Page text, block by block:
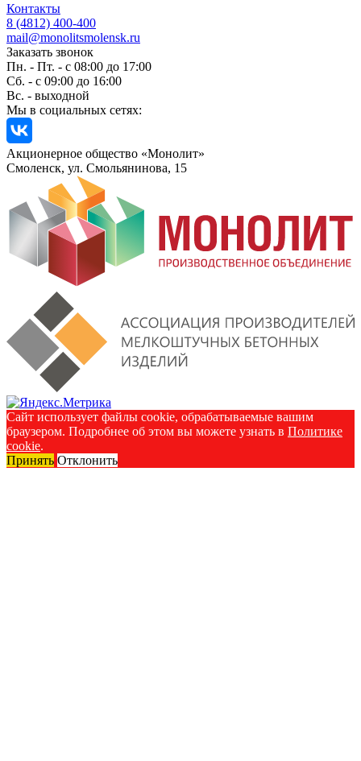
Контакты
8 (4812) 400-400
mail@monolitsmolensk.ru
Заказать звонок
Пн. - Пт. - с 08:00 до 17:00
Сб. - с 09:00 до 16:00
Вс. - выходной
Мы в социальных сетях:
Акционерное общество «Монолит»
Смоленск, ул. Смольянинова, 15
Сайт использует файлы cookie, обрабатываемые вашим
браузером. Подробнее об этом вы можете узнать в Политике
cookie.
Принять Отклонить